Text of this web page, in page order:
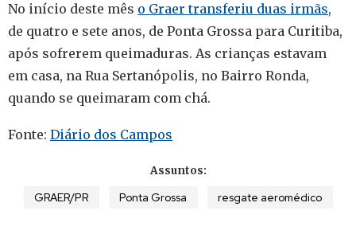
No início deste mês o Graer transferiu duas irmãs,
de quatro e sete anos, de Ponta Grossa para Curitiba,
após sofrerem queimaduras. As crianças estavam
em casa, na Rua Sertanópolis, no Bairro Ronda,
quando se queimaram com chá.
Fonte: Diário dos Campos
Assuntos:
GRAER/PR Ponta Grossa resgate aeromédico